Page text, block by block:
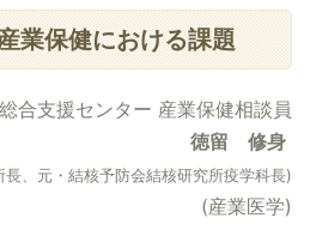
業保健における課題
合支援センター 産業保健相談員
徳留 修身
、元・結核予防会結核研究所疫学科長)
(産業医学)